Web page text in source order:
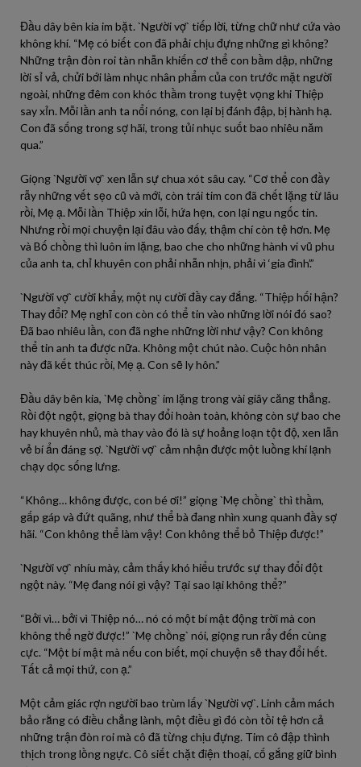
Đầu dây bên kia im bặt. `Người vợ` tiếp lời, từng chữ như cứa vào
không khí. “Mẹ có biết con đã phải chịu đựng những gì không?
Những trận đòn roi tàn nhẫn khiến cơ thể con bầm dập, những
lời sỉ vả, chửi bới làm nhục nhân phẩm của con trước mặt người
ngoài, những đêm con khóc thầm trong tuyệt vọng khi Thiệp
say xỉn. Mỗi lần anh ta nổi nóng, con lại bị đánh đập, bị hành hạ.
Con đã sống trong sợ hãi, trong tủi nhục suốt bao nhiêu năm
qua.”
Giọng `Người vợ` xen lẫn sự chua xót sâu cay. “Cơ thể con đầy
rẫy những vết sẹo cũ và mới, còn trái tim con đã chết lặng từ lâu
rồi, Mẹ ạ. Mỗi lần Thiệp xin lỗi, hứa hẹn, con lại ngu ngốc tin.
Nhưng rồi mọi chuyện lại đâu vào đấy, thậm chí còn tệ hơn. Mẹ
và Bố chồng thì luôn im lặng, bao che cho những hành vi vũ phu
của anh ta, chỉ khuyên con phải nhẫn nhịn, phải vì ‘gia đình’.”
`Người vợ` cười khẩy, một nụ cười đầy cay đắng. “Thiệp hối hận?
Thay đổi? Mẹ nghĩ con còn có thể tin vào những lời nói đó sao?
Đã bao nhiêu lần, con đã nghe những lời như vậy? Con không
thể tin anh ta được nữa. Không một chút nào. Cuộc hôn nhân
này đã kết thúc rồi, Mẹ ạ. Con sẽ ly hôn.”
Đầu dây bên kia, `Mẹ chồng` im lặng trong vài giây căng thẳng.
Rồi đột ngột, giọng bà thay đổi hoàn toàn, không còn sự bao che
hay khuyên nhủ, mà thay vào đó là sự hoảng loạn tột độ, xen lẫn
vẻ bí ẩn đáng sợ. `Người vợ` cảm nhận được một luồng khí lạnh
chạy dọc sống lưng.
“Không… không được, con bé ơi!” giọng `Mẹ chồng` thì thầm,
gấp gáp và đứt quãng, như thể bà đang nhìn xung quanh đầy sợ
hãi. “Con không thể làm vậy! Con không thể bỏ Thiệp được!”
`Người vợ` nhíu mày, cảm thấy khó hiểu trước sự thay đổi đột
ngột này. “Mẹ đang nói gì vậy? Tại sao lại không thể?”
“Bởi vì… bởi vì Thiệp nó… nó có một bí mật động trời mà con
không thể ngờ được!” `Mẹ chồng` nói, giọng run rẩy đến cùng
cực. “Một bí mật mà nếu con biết, mọi chuyện sẽ thay đổi hết.
Tất cả mọi thứ, con ạ.”
Một cảm giác rợn người bao trùm lấy `Người vợ`. Linh cảm mách
bảo rằng có điều chẳng lành, một điều gì đó còn tồi tệ hơn cả
những trận đòn roi mà cô đã từng chịu đựng. Tim cô đập thình
thịch trong lồng ngực. Cô siết chặt điện thoại, cố gắng giữ bình